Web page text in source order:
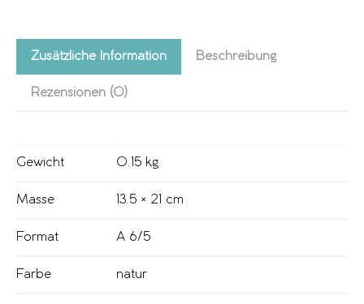
Zusätzliche Information Beschreibung
Rezensionen (0)
Gewicht 0.15 kg
Masse 13.5 × 21 cm
Format A 6/5
Farbe natur